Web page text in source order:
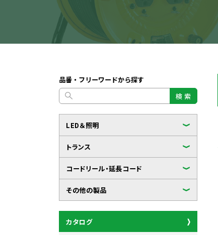
品番・フリーワードから探す
検 索
LED＆照明
トランス
コードリール・延長コード
その他の製品
カタログ